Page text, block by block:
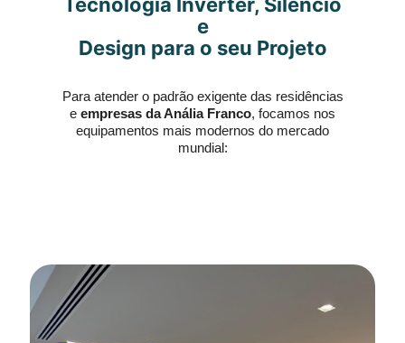
e
Design para o seu Projeto
Para atender o padrão exigente das residências
e empresas da Anália Franco, focamos nos
equipamentos mais modernos do mercado
mundial: